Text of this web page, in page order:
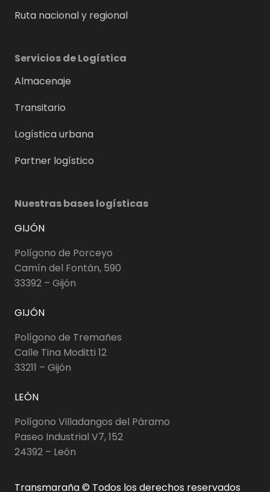
Ruta nacional y regional
Servicios de Logística
Almacenaje
Transitario
Logística urbana
Partner logístico
Nuestras bases logísticas
GIJÓN
Polígono de Porceyo
Camín del Fontán, 590
33392 – Gijón
GIJÓN
Polígono de Tremañes
Calle Tina Moditti 12
33211 – Gijón
LEÓN
Polígono Villadangos del Páramo
Paseo Industrial V7, 152
24392 – León
Transmaraña © Todos los derechos reservados